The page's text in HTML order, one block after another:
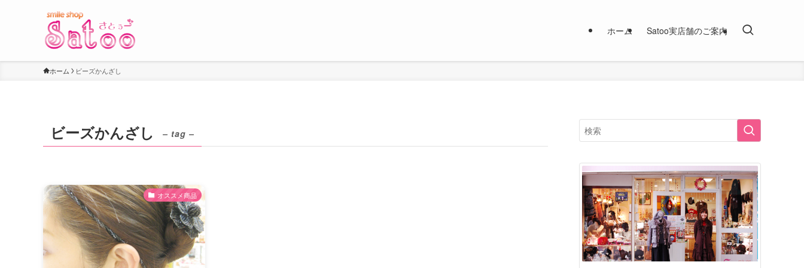
ホーム Satoo実店舗のご案内
ホーム ビーズかんざし
ビーズかんざし – tag –
オススメ商品